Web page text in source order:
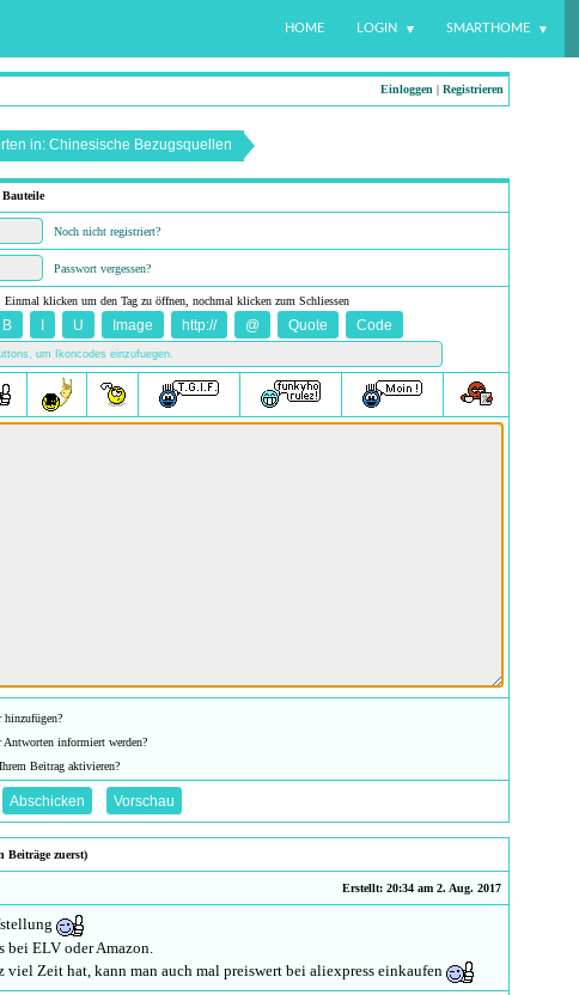
HOME LOGIN SMARTHOME
Einloggen |Registrieren
in: Chinesische Bezugsquellen
Noch nicht registriert?
Passwort vergessen?
Einmal klicken um den Tag zu öffnen, nochmal klicken zum Schliessen
hinzufügen?
informiert werden?
Beitrag aktivieren?
Beiträge zuerst)
Erstellt: 20:34 am 2. Aug. 2017
bei ELV oder Amazon.
viel Zeit hat, kann man auch mal preiswert bei aliexpress einkaufen